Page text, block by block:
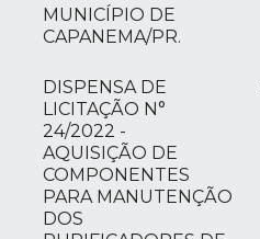
MUNICÍPIO DE
CAPANEMA/PR.
DISPENSA DE
LICITAÇÃO N°
24/2022 -
AQUISIÇÃO DE
COMPONENTES
PARA MANUTENÇÃO
DOS